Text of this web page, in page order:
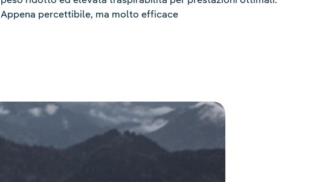
Appena percettibile, ma molto efficace